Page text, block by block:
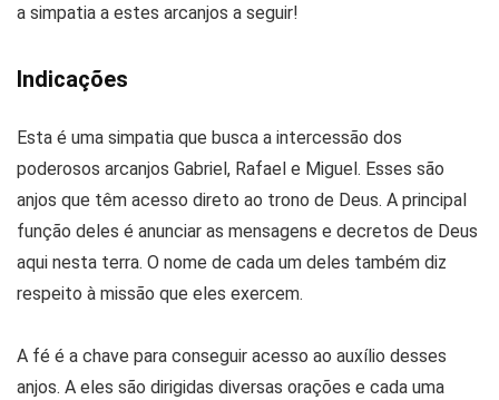
a simpatia a estes arcanjos a seguir!
Indicações
Esta é uma simpatia que busca a intercessão dos
poderosos arcanjos Gabriel, Rafael e Miguel. Esses são
anjos que têm acesso direto ao trono de Deus. A principal
função deles é anunciar as mensagens e decretos de Deus
aqui nesta terra. O nome de cada um deles também diz
respeito à missão que eles exercem.
A fé é a chave para conseguir acesso ao auxílio desses
anjos. A eles são dirigidas diversas orações e cada uma